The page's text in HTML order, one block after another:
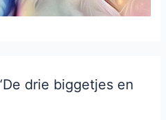
drie biggetjes en